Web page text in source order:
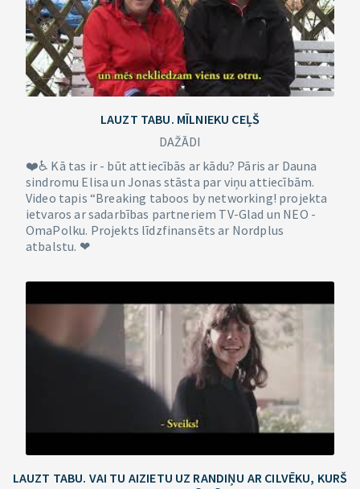
LAUZT TABU. MĪLNIEKU CEĻŠ
DAŽĀDI
❤️♿ Kā tas ir - būt attiecībās ar kādu? Pāris ar Dauna
sindromu Elisa un Jonas stāsta par viņu attiecībām.
Video tapis “Breaking taboos by networking! projekta
ietvaros ar sadarbības partneriem TV-Glad un NEO -
OmaPolku. Projekts līdzfinansēts ar Nordplus
atbalstu. ❤
LAUZT TABU. VAI TU AIZIETU UZ RANDIŅU AR CILVĒKU, KURŠ